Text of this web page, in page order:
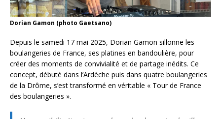
Dorian Gamon (photo Gaetsano)
Depuis le samedi 17 mai 2025, Dorian Gamon sillonne les
boulangeries de France, ses platines en bandoulière, pour
créer des moments de convivialité et de partage inédits. Ce
concept, débuté dans l’Ardèche puis dans quatre boulangeries
de la Drôme, s’est transformé en véritable « Tour de France
des boulangeries ».